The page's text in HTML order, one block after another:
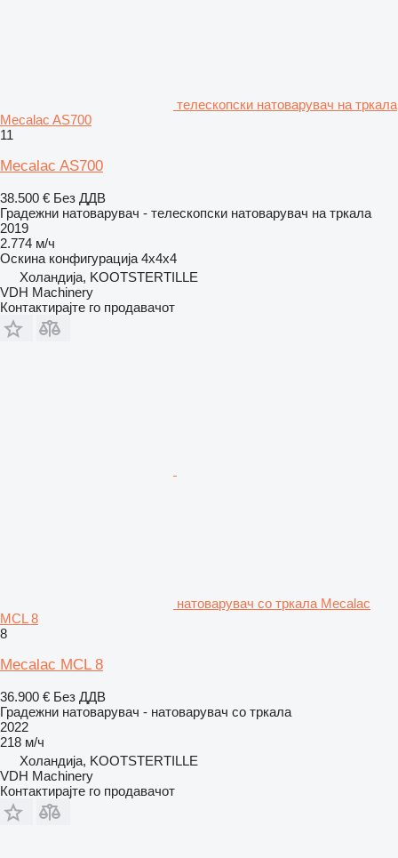
телескопски натоварувач на тркала
Mecalac AS700
11
Mecalac AS700
38.500 € Без ДДВ
Градежни натоварувач - телескопски натоварувач на тркала
2019
2.774 м/ч
Оскина конфигурација 4x4x4
Холандија, KOOTSTERTILLE
VDH Machinery
Контактирајте го продавачот
натоварувач со тркала Mecalac
MCL 8
8
Mecalac MCL 8
36.900 € Без ДДВ
Градежни натоварувач - натоварувач со тркала
2022
218 м/ч
Холандија, KOOTSTERTILLE
VDH Machinery
Контактирајте го продавачот